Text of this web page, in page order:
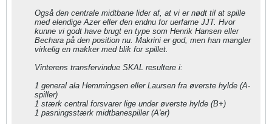
Også den centrale midtbane lider af, at vi er nødt til at spille
med elendige Azer eller den endnu for uerfarne JJT. Hvor
kunne vi godt have brugt en type som Henrik Hansen eller
Bechara på den position nu. Makrini er god, men han mangler
virkelig en makker med blik for spillet.
Vinterens transfervindue SKAL resultere i:
1 general ala Hemmingsen eller Laursen fra øverste hylde (A-
spiller)
1 stærk central forsvarer lige under øverste hylde (B+)
1 pasningsstærk midtbanespiller (A'er)